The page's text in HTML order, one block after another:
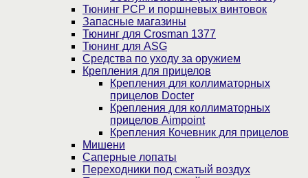
Тюнинг PCP и поршневых винтовок
Запасные магазины
Тюнинг для Crosman 1377
Тюнинг для ASG
Средства по уходу за оружием
Крепления для прицелов
Крепления для коллиматорных
прицелов Docter
Крепления для коллиматорных
прицелов Aimpoint
Крепления Кочевник для прицелов
Мишени
Саперные лопаты
Переходники под сжатый воздух